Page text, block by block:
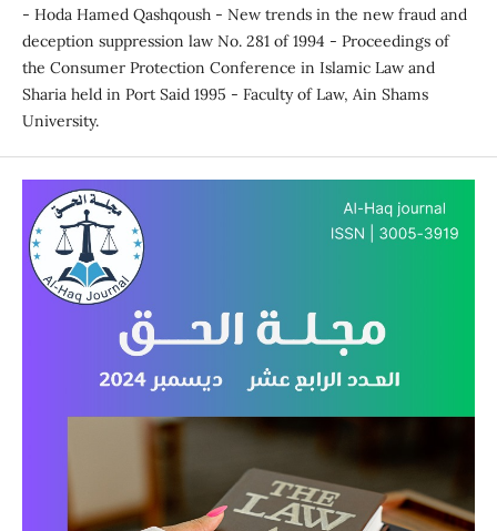
- Hoda Hamed Qashqoush - New trends in the new fraud and
deception suppression law No. 281 of 1994 - Proceedings of
the Consumer Protection Conference in Islamic Law and
Sharia held in Port Said 1995 - Faculty of Law, Ain Shams
University.